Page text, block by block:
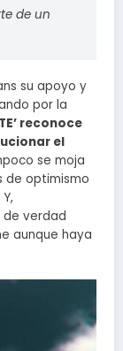
de un
su apoyo y
por la
reconoce
el
se moja
de optimismo
de verdad
aunque haya